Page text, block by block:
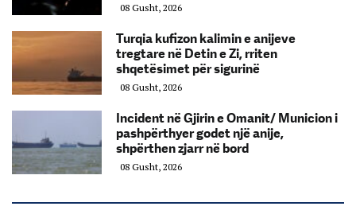
08 Gusht, 2026
Turqia kufizon kalimin e anijeve
tregtare në Detin e Zi, rriten
shqetësimet për sigurinë
08 Gusht, 2026
Incident në Gjirin e Omanit/ Municion i
pashpërthyer godet një anije,
shpërthen zjarr në bord
08 Gusht, 2026